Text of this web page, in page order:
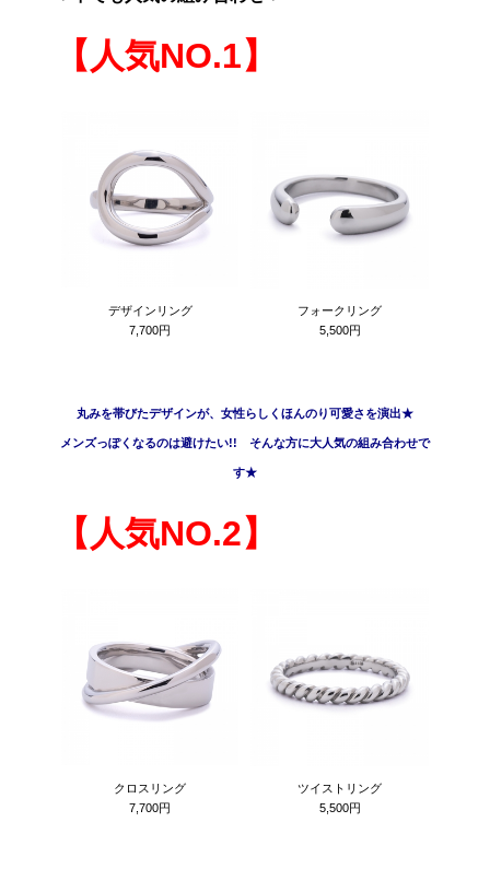
【人気NO.1】
デザインリング
7,700円
フォークリング
5,500円
丸みを帯びたデザインが、女性らしくほんのり可愛さを演出★
メンズっぽくなるのは避けたい!! そんな方に大人気の組み合わせで
す★
【人気NO.2】
クロスリング
7,700円
ツイストリング
5,500円